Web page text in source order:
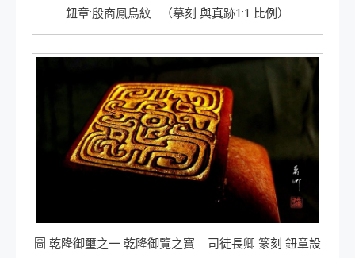
鈕章:殷商鳳鳥紋 （摹刻 與真跡1:1 比例）
圖 乾隆御璽之一 乾隆御覽之寶 司徒長卿 篆刻 鈕章設